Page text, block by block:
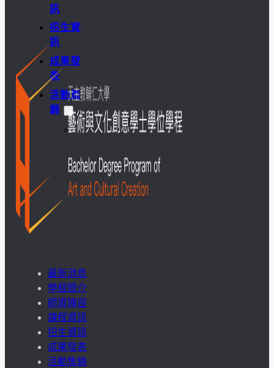
訊
招生資
訊
成果發
表
活動集
錦
大
學
社
任
USR
專
區
最新消息
學程簡介
師資陣容
課程資訊
招生資訊
成果發表
活動集錦